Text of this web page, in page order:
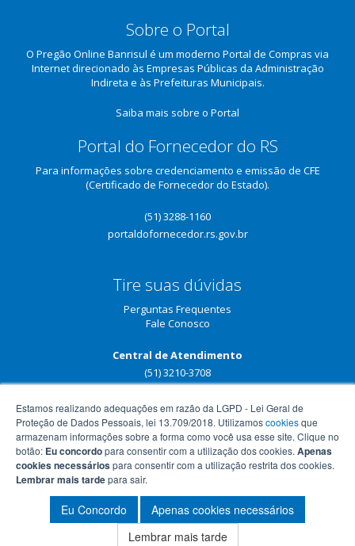
Sobre o Portal
O Pregão Online Banrisul é um moderno Portal de Compras via
Internet direcionado às Empresas Públicas da Administração
Indireta e às Prefeituras Municipais.
Saiba mais sobre o Portal
Portal do Fornecedor do RS
Para informações sobre credenciamento e emissão de CFE
(Certificado de Fornecedor do Estado).
(51) 3288-1160
portaldofornecedor.rs.gov.br
Tire suas dúvidas
Perguntas Frequentes
Fale Conosco
Central de Atendimento
(51) 3210-3708
Estamos realizando adequações em razão da LGPD - Lei Geral de
Proteção de Dados Pessoais, lei 13.709/2018. Utilizamoscookiesque
armazenam informações sobre a forma como você usa esse site. Clique no
botão: Eu concordopara consentir com a utilização dos cookies. Apenas
cookies necessáriospara consentir com a utilização restrita dos cookies.
Lembrar mais tardepara sair.
Eu Concordo
Apenas cookies necessários
Lembrar mais tarde